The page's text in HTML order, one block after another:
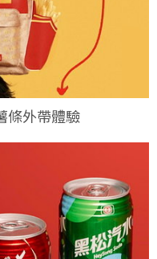
條外帶體驗